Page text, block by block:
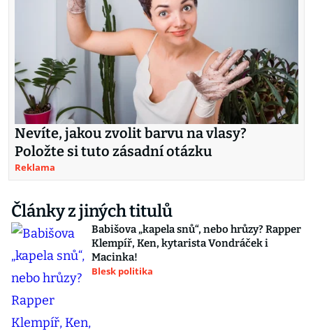
Nevíte, jakou zvolit barvu na vlasy?
Položte si tuto zásadní otázku
Reklama
Články z jiných titulů
Babišova „kapela snů“, nebo hrůzy? Rapper
Klempíř, Ken, kytarista Vondráček i
Macinka!
Blesk politika